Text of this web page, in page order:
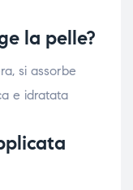
la pelle?
si assorbe
e idratata